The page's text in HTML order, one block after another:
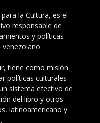
la Cultura, es el
responsable de
y políticas
tiene como misión
políticas culturales
sistema efectivo de
del libro y otros
latinoamericano y